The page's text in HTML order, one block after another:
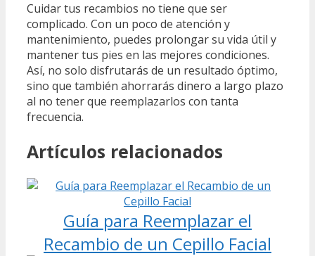
Cuidar tus recambios no tiene que ser
complicado. Con un poco de atención y
mantenimiento, puedes prolongar su vida útil y
mantener tus pies en las mejores condiciones.
Así, no solo disfrutarás de un resultado óptimo,
sino que también ahorrarás dinero a largo plazo
al no tener que reemplazarlos con tanta
frecuencia.
Artículos relacionados
Guía para Reemplazar el
Recambio de un Cepillo Facial